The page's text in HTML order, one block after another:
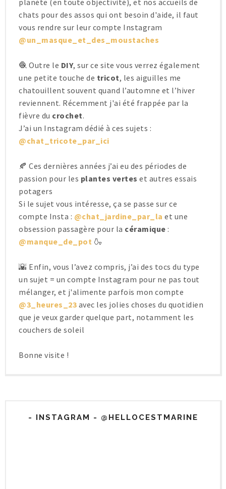
chats pour des assos qui ont besoin d'aide, il faut
vous rendre sur leur compte Instagram
@un_masque_et_des_moustaches
🧶 Outre le DIY, sur ce site vous verrez également
une petite touche de tricot, les aiguilles me
chatouillent souvent quand l’automne et l’hiver
reviennent. Récemment j'ai été frappée par la
fièvre du crochet.
J’ai un Instagram dédié à ces sujets :
@chat_tricote_par_ici
🍂 Ces dernières années j’ai eu des périodes de
passion pour les plantes vertes et autres essais
potagers
Si le sujet vous intéresse, ça se passe sur ce
compte Insta : @chat_jardine_par_la et une
obsession passagère pour la céramique :
@manque_de_pot 🍶
🌇 Enfin, vous l’avez compris, j’ai des tocs du type
un sujet = un compte Instagram pour ne pas tout
mélanger, et j'alimente parfois mon compte
@3_heures_23 avec les jolies choses du quotidien
que je veux garder quelque part, notamment les
couchers de soleil
Bonne visite !
- INSTAGRAM - @HELLOCESTMARINE